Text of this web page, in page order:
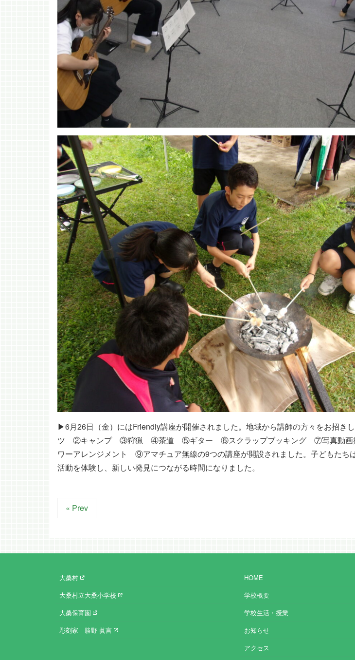
▶6月26日（金）にはFriendly講座が開催されました。地域から講師の方々をお招き
ツ ②キャンプ ③狩猟 ④茶道 ⑤ギター ⑥スクラップブッキング ⑦写真動画
ワーアレンジメント ⑨アマチュア無線の9つの講座が開設されました。子どもたち
活動を体験し、新しい発見につながる時間になりました。
« Prev
大桑村
大桑村立大桑小学校
大桑保育園
彫刻家 勝野 眞言
HOME
学校概要
学校生活・授業
お知らせ
アクセス